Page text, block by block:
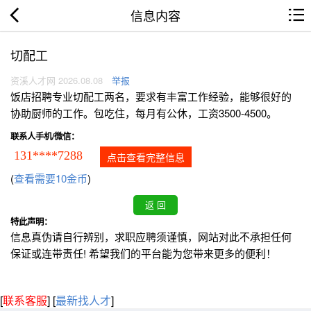
信息内容
切配工
资溪人才网 2026.08.08 举报
饭店招聘专业切配工两名，要求有丰富工作经验，能够很好的
协助厨师的工作。包吃住，每月有公休，工资3500-4500。
联系人手机/微信：
131****7288 点击查看完整信息
(查看需要10金币)
特此声明：
信息真伪请自行辨别，求职应聘须谨慎，网站对此不承担任何
保证或连带责任! 希望我们的平台能为您带来更多的便利！
[联系客服] [最新找人才]